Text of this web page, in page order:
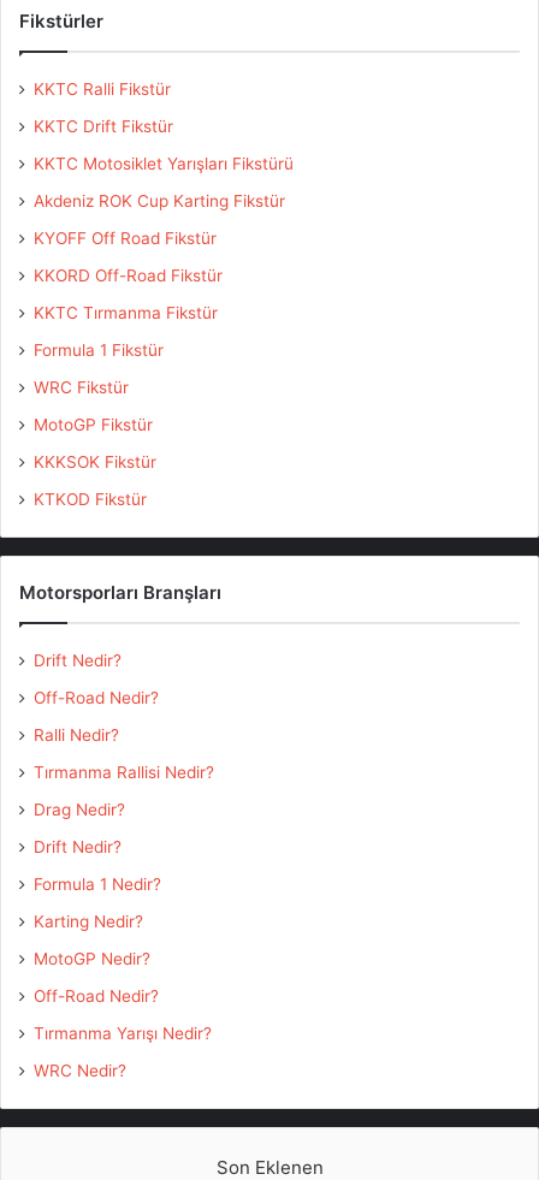
Fikstürler
KKTC Ralli Fikstür
KKTC Drift Fikstür
KKTC Motosiklet Yarışları Fikstürü
Akdeniz ROK Cup Karting Fikstür
KYOFF Off Road Fikstür
KKORD Off-Road Fikstür
KKTC Tırmanma Fikstür
Formula 1 Fikstür
WRC Fikstür
MotoGP Fikstür
KKKSOK Fikstür
KTKOD Fikstür
Motorsporları Branşları
Drift Nedir?
Off-Road Nedir?
Ralli Nedir?
Tırmanma Rallisi Nedir?
Drag Nedir?
Drift Nedir?
Formula 1 Nedir?
Karting Nedir?
MotoGP Nedir?
Off-Road Nedir?
Tırmanma Yarışı Nedir?
WRC Nedir?
Son Eklenen